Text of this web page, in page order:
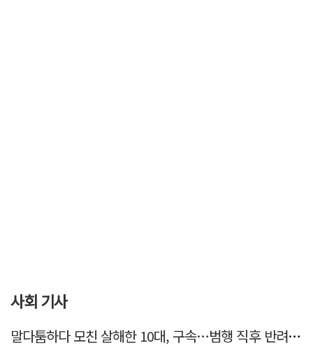
사회 기사
말다툼하다 모친 살해한 10대, 구속…범행 직후 반려견도 죽여